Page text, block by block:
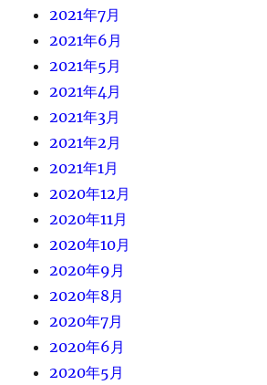
2021年7月
2021年6月
2021年5月
2021年4月
2021年3月
2021年2月
2021年1月
2020年12月
2020年11月
2020年10月
2020年9月
2020年8月
2020年7月
2020年6月
2020年5月